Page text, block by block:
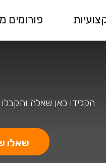
פורומים
הקלידו כאן שאלה
שאלו